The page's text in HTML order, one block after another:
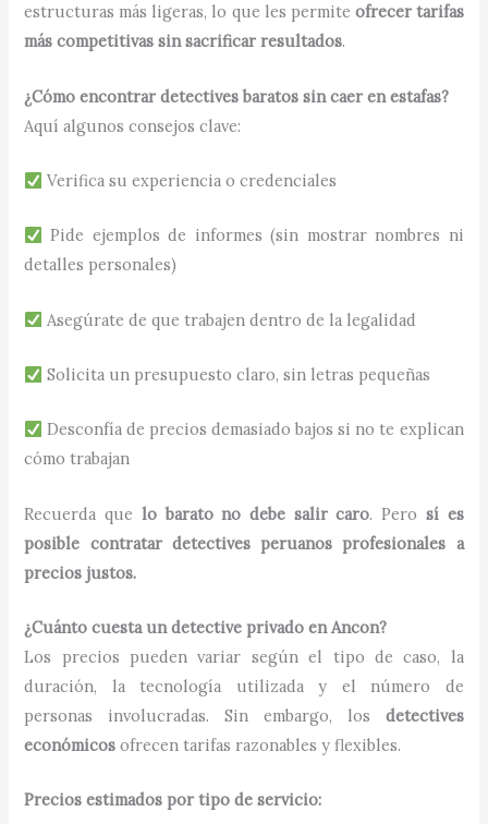
estructuras más ligeras, lo que les permite ofrecer tarifas
más competitivas sin sacrificar resultados.
¿Cómo encontrar detectives baratos sin caer en estafas?
Aquí algunos consejos clave:
Verifica su experiencia o credenciales
Pide ejemplos de informes (sin mostrar nombres ni
detalles personales)
Asegúrate de que trabajen dentro de la legalidad
Solicita un presupuesto claro, sin letras pequeñas
Desconfía de precios demasiado bajos si no te explican
cómo trabajan
Recuerda que lo barato no debe salir caro. Pero sí es
posible contratar detectives peruanos profesionales a
precios justos.
¿Cuánto cuesta un detective privado en Ancon?
Los precios pueden variar según el tipo de caso, la
duración, la tecnología utilizada y el número de
personas involucradas. Sin embargo, los detectives
económicos ofrecen tarifas razonables y flexibles.
Precios estimados por tipo de servicio: